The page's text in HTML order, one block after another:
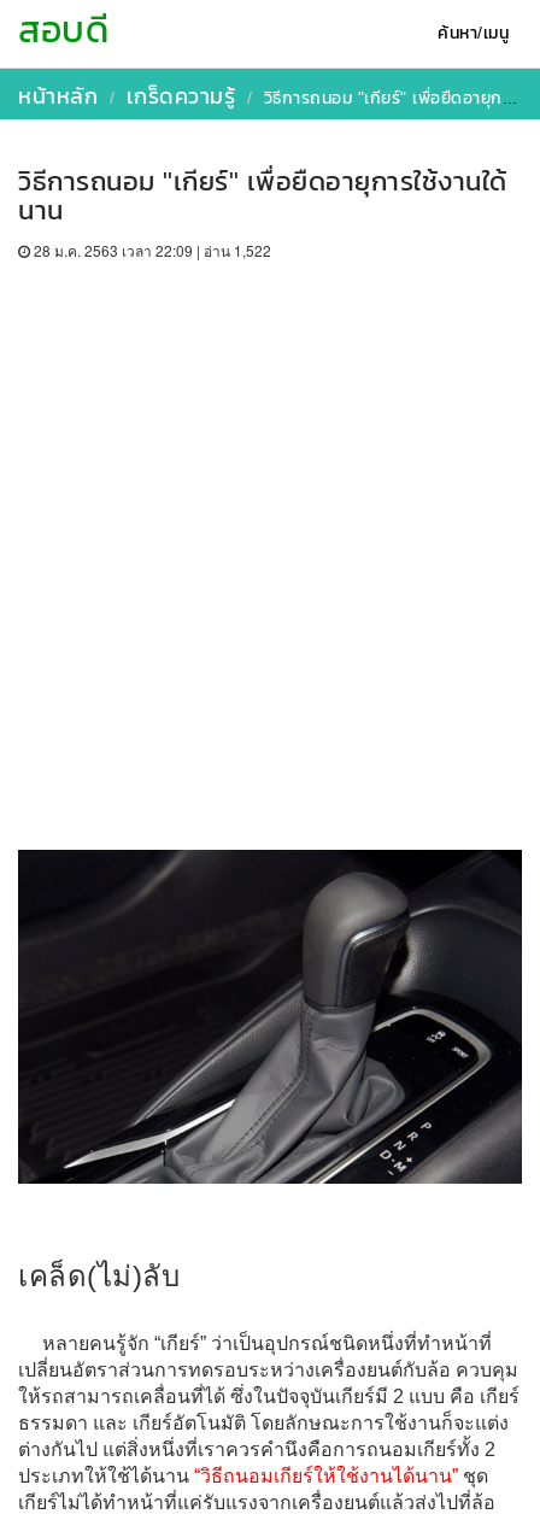
ค้นหา/เมนู
สอบดี
หน้าหลัก เกร็ดความรู้ วิธีการถนอม "เกียร์" เพื่อยืดอายุการใช้งานใด้นาน
วิธีการถนอม "เกียร์" เพื่อยืดอายุการใช้งานใด้
นาน
28 ม.ค. 2563 เวลา 22:09 | อ่าน 1,522
เคล็ด(ไม่)ลับ
หลายคนรู้จัก “เกียร์” ว่าเป็นอุปกรณ์ชนิดหนึ่งที่ทำหน้าที่
เปลี่ยนอัตราส่วนการทดรอบระหว่างเครื่องยนต์กับล้อ ควบคุม
ให้รถสามารถเคลื่อนที่ได้ ซึ่งในปัจจุบันเกียร์มี 2 แบบ คือ เกียร์
ธรรมดา และ เกียร์อัตโนมัติ โดยลักษณะการใช้งานก็จะแต่ง
ต่างกันไป แต่สิ่งหนึ่งที่เราควรคำนึงคือการถนอมเกียร์ทั้ง 2
ประเภทให้ใช้ได้นาน “วิธีถนอมเกียร์ให้ใช้งานได้นาน” ชุด
เกียร์ไม่ได้ทำหน้าที่แค่รับแรงจากเครื่องยนต์แล้วส่งไปที่ล้อ